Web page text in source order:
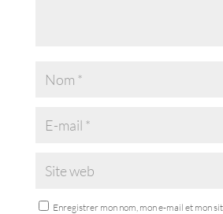
Enregistrer mon nom, mon e-mail et mon